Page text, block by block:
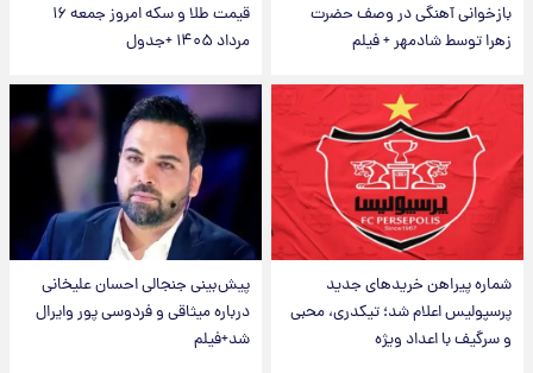
بازخوانی آهنگی در وصف حضرت
زهرا توسط شادمهر + فیلم
قیمت طلا و سکه امروز جمعه ۱۶
مرداد ۱۴۰۵ +جدول
شماره پیراهن خریدهای جدید
پرسپولیس اعلام شد؛ تیکدری، محبی
و سرگیف با اعداد ویژه
پیش‌بینی جنجالی احسان علیخانی
درباره میثاقی و فردوسی پور وایرال
شد+فیلم